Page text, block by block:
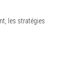
les stratégies